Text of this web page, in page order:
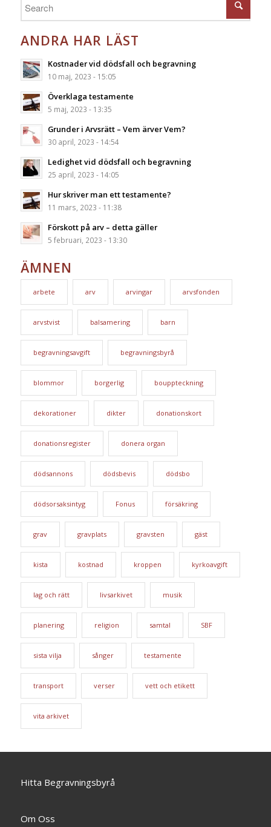
ANDRA HAR LÄST
Kostnader vid dödsfall och begravning
10 maj, 2023 - 15:05
Överklaga testamente
5 maj, 2023 - 13:35
Grunder i Arvsrätt – Vem ärver Vem?
30 april, 2023 - 14:54
Ledighet vid dödsfall och begravning
25 april, 2023 - 14:05
Hur skriver man ett testamente?
11 mars, 2023 - 11:38
Förskott på arv – detta gäller
5 februari, 2023 - 13:30
ÄMNEN
arbete arv arvingar arvsfonden
arvstvist balsamering barn
begravningsavgift begravningsbyrå
blommor borgerlig bouppteckning
dekorationer dikter donationskort
donationsregister donera organ
dödsannons dödsbevis dödsbo
dödsorsaksintyg Fonus försäkring
grav gravplats gravsten gäst
kista kostnad kroppen kyrkoavgift
lag och rätt livsarkivet musik
planering religion samtal SBF
sista vilja sånger testamente
transport verser vett och etikett
vita arkivet
Hitta Begravningsbyrå
Om Oss